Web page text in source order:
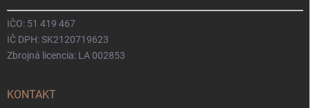
IČO: 51 419 467
IČ DPH: SK2120719623
Zbrojná licencia: LA 002853
KONTAKT